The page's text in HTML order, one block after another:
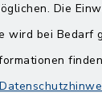
Die
wird bei Bedarf